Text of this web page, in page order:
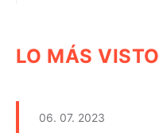
LO MÁS VISTO
06. 07. 2023